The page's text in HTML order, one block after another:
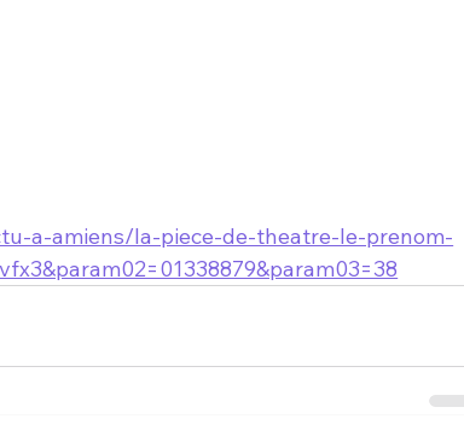
a-amiens/la-piece-de-theatre-le-prenom-